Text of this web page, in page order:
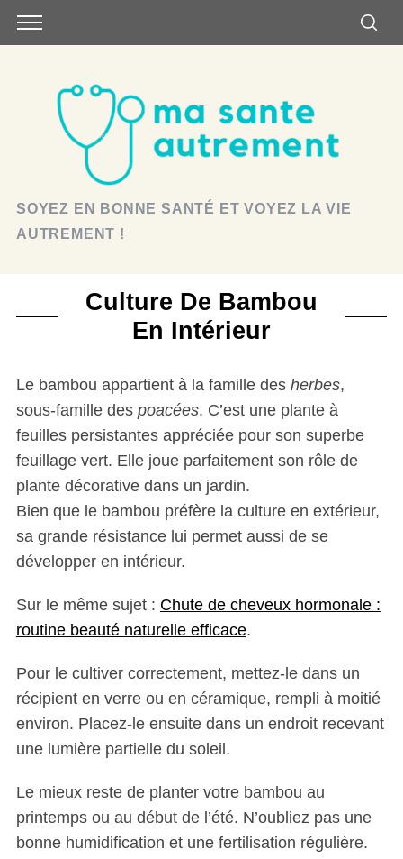
SOYEZ EN BONNE SANTÉ ET VOYEZ LA VIE
AUTREMENT !
Culture De Bambou
En Intérieur
Le bambou appartient à la famille des herbes,
sous-famille des poacées. C’est une plante à
feuilles persistantes appréciée pour son superbe
feuillage vert. Elle joue parfaitement son rôle de
plante décorative dans un jardin.
Bien que le bambou préfère la culture en extérieur,
sa grande résistance lui permet aussi de se
développer en intérieur.
Sur le même sujet : Chute de cheveux hormonale :
routine beauté naturelle efficace.
Pour le cultiver correctement, mettez-le dans un
récipient en verre ou en céramique, rempli à moitié
environ. Placez-le ensuite dans un endroit recevant
une lumière partielle du soleil.
Le mieux reste de planter votre bambou au
printemps ou au début de l’été. N’oubliez pas une
bonne humidification et une fertilisation régulière.